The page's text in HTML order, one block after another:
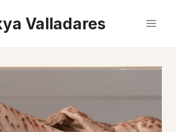
Valladares